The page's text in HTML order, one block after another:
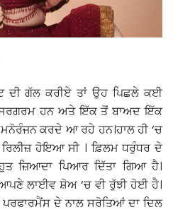
ਦੀ ਗੱਲ ਕਰੀਏ ਤਾਂ ਉਹ ਪਿਛਲੇ ਕਈ
ਸਰਗਰਮ ਹਨ ਅਤੇ ਇੱਕ ਤੋਂ ਬਾਅਦ ਇੱਕ
ਕਰਦੇ ਆ ਰਹੇ ਹਨ।ਹਾਲ ਹੀ ‘ਚ
ਰਿਲੀਜ਼ ਹੋਇਆ ਸੀ । ਫ਼ਿਲਮ ਧਰੁੰਧਰ ਦੇ
ਜ਼ਿਆਦਾ ਪਿਆਰ ਦਿੱਤਾ ਗਿਆ ਹੈ।
ਲਾਈਵ ਸ਼ੋਅ ‘ਚ ਵੀ ਰੁੱਝੀ ਹੋਈ ਹੈ।
ਦੇ ਨਾਲ ਸਰੋਤਿਆਂ ਦਾ ਦਿਲ